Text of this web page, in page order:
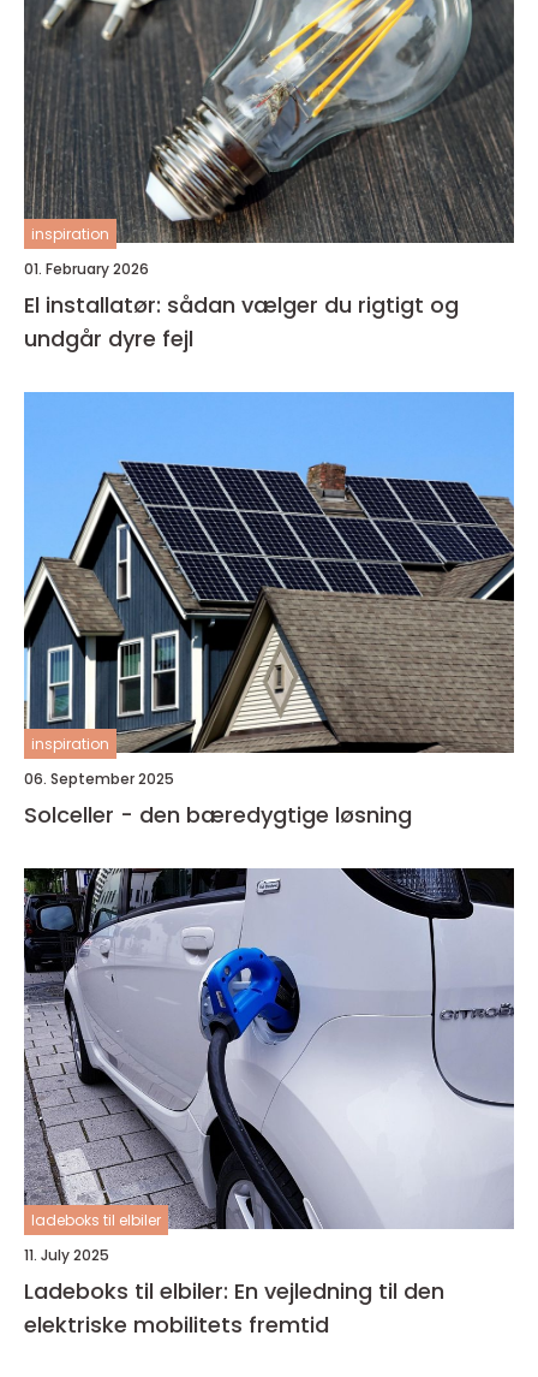
inspiration
01. February 2026
El installatør: sådan vælger du rigtigt og
undgår dyre fejl
inspiration
06. September 2025
Solceller - den bæredygtige løsning
ladeboks til elbiler
11. July 2025
Ladeboks til elbiler: En vejledning til den
elektriske mobilitets fremtid